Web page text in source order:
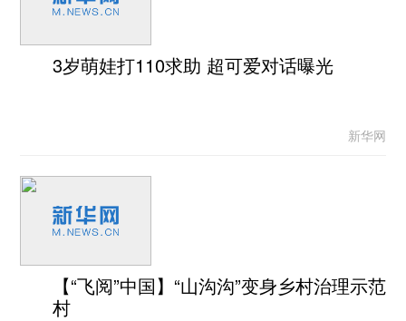
3岁萌娃打110求助 超可爱对话曝光
新华网
【“飞阅”中国】“山沟沟”变身乡村治理示范
村